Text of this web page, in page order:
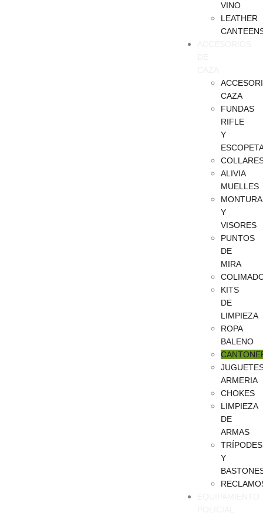
VINO
LEATHER
CAZA
FUNDAS
RIFLE
Y
ALIVIA
MUELLES
Y
VISORES
PUNTOS
DE
MIRA
KITS
DE
LIMPIEZA
ROPA
BALENO
ARMERIA
CHOKES
LIMPIEZA
DE
ARMAS
TRÍPODES
Y